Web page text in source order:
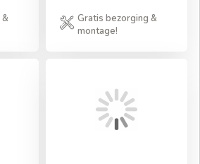
Gratis bezorging &
montage!